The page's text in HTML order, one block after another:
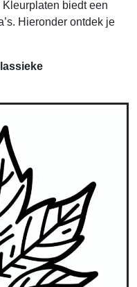
biedt een
Hieronder ontdek je